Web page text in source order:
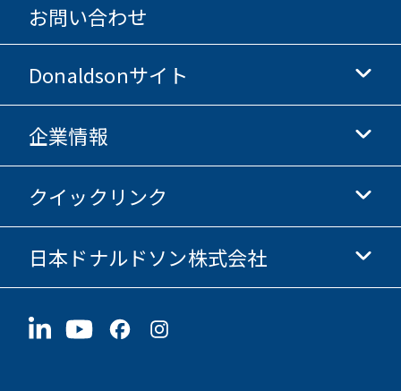
お問い合わせ
Donaldsonサイト
Donaldsonライフサイエンス
Donaldsonオンラインストア
企業情報
企業情報
倫理・コンプライアンス
採用情報
クイックリンク
投資家情報
サプライヤー情報
サステナビリティ
日本ドナルドソン株式会社
〒190-0022